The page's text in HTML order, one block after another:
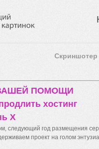
Скриншотер
ПОМОЩИ
хостинг
X
следующий год размещения
проект на голом